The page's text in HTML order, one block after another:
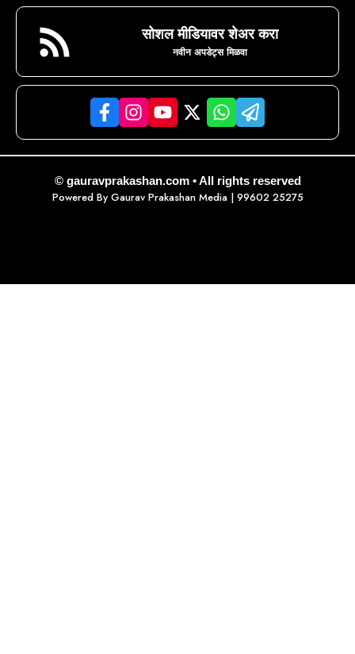
सोशल मीडियावर शेअर करा
नवीन अपडेट्स मिळवा
© gauravprakashan.com • All rights reserved
Powered By Gaurav Prakashan Media| 99602 25275